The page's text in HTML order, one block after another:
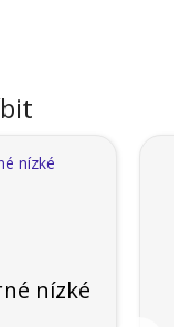
nízké